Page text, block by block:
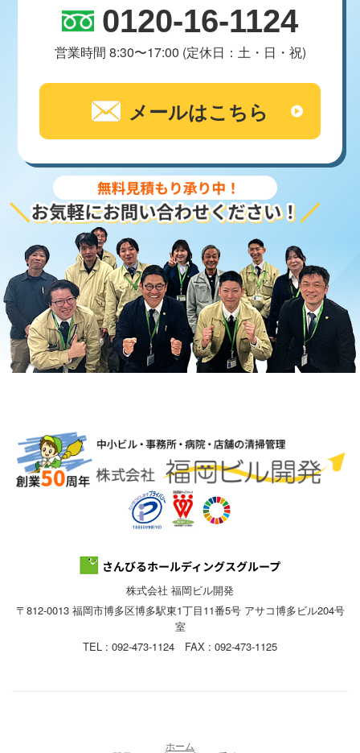
0120-16-1124
営業時間 8:30〜17:00 (定休日：土・日・祝)
メールはこちら
株式会社 福岡ビル開発
〒812-0013 福岡市博多区博多駅東1丁目11番5号 アサコ博多ビル204号
室
TEL : 092-473-1124 FAX : 092-473-1125
ホーム